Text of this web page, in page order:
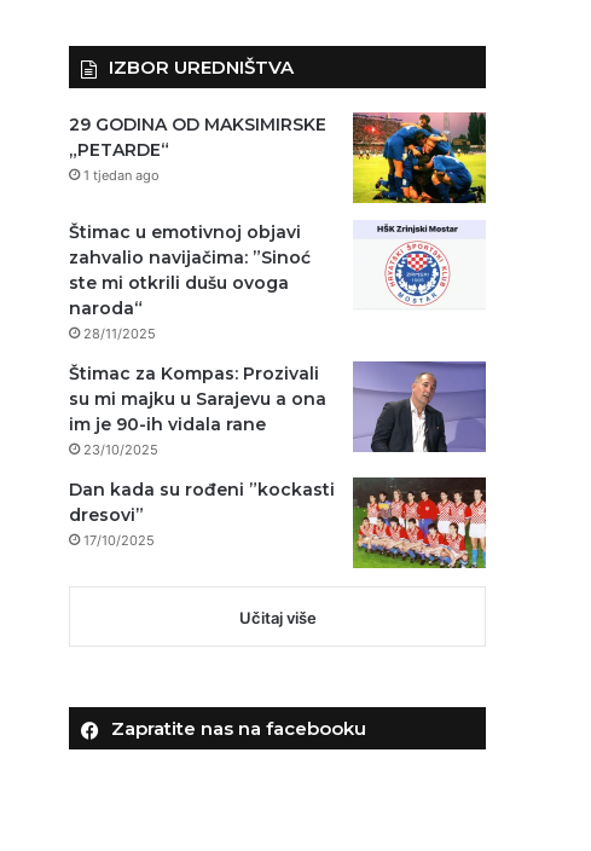
IZBOR UREDNIŠTVA
29 GODINA OD MAKSIMIRSKE
„PETARDE“
1 tjedan ago
Štimac u emotivnoj objavi
zahvalio navijačima: ”Sinoć
ste mi otkrili dušu ovoga
naroda“
28/11/2025
Štimac za Kompas: Prozivali
su mi majku u Sarajevu a ona
im je 90-ih vidala rane
23/10/2025
Dan kada su rođeni ”kockasti
dresovi”
17/10/2025
Učitaj više
Zapratite nas na facebooku